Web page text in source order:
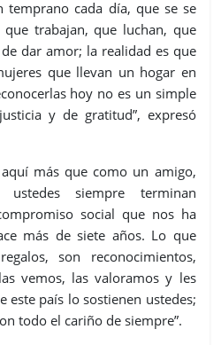
temprano cada día, que se se
trabajan, que luchan, que
dar amor; la realidad es que
que llevan un hogar en
hoy no es un simple
y de gratitud”, expresó
más que como un amigo,
siempre terminan
social que nos ha
más de siete años. Lo que
son reconocimientos,
vemos, las valoramos y les
este país lo sostienen ustedes;
todo el cariño de siempre”.